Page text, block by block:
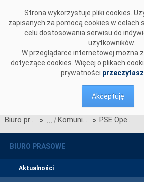
Strona wykorzystuje pliki cookies.
zapisanych za pomocą cookies w
celu dostosowania serwisu do
użytkowników.
W przeglądarce internetowej można
dotyczące cookies. Więcej o plikach
prywatności
Akceptuję
Biuro prasowe > Komunikaty OSP > PSE Operator członkiem CEEP
BIURO PRASOWE
Aktualności